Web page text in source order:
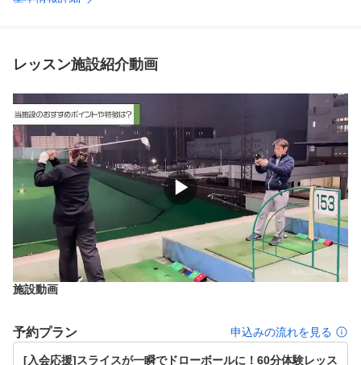
レッスン施設紹介動画
▶
施設動画
予約プラン 申込みの流れを見る
[入会応援]スライスが一瞬でドローボールに！60分体験レッス